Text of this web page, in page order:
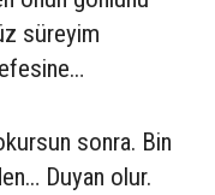
süreyim
sonra. Bin
Duyan olur.